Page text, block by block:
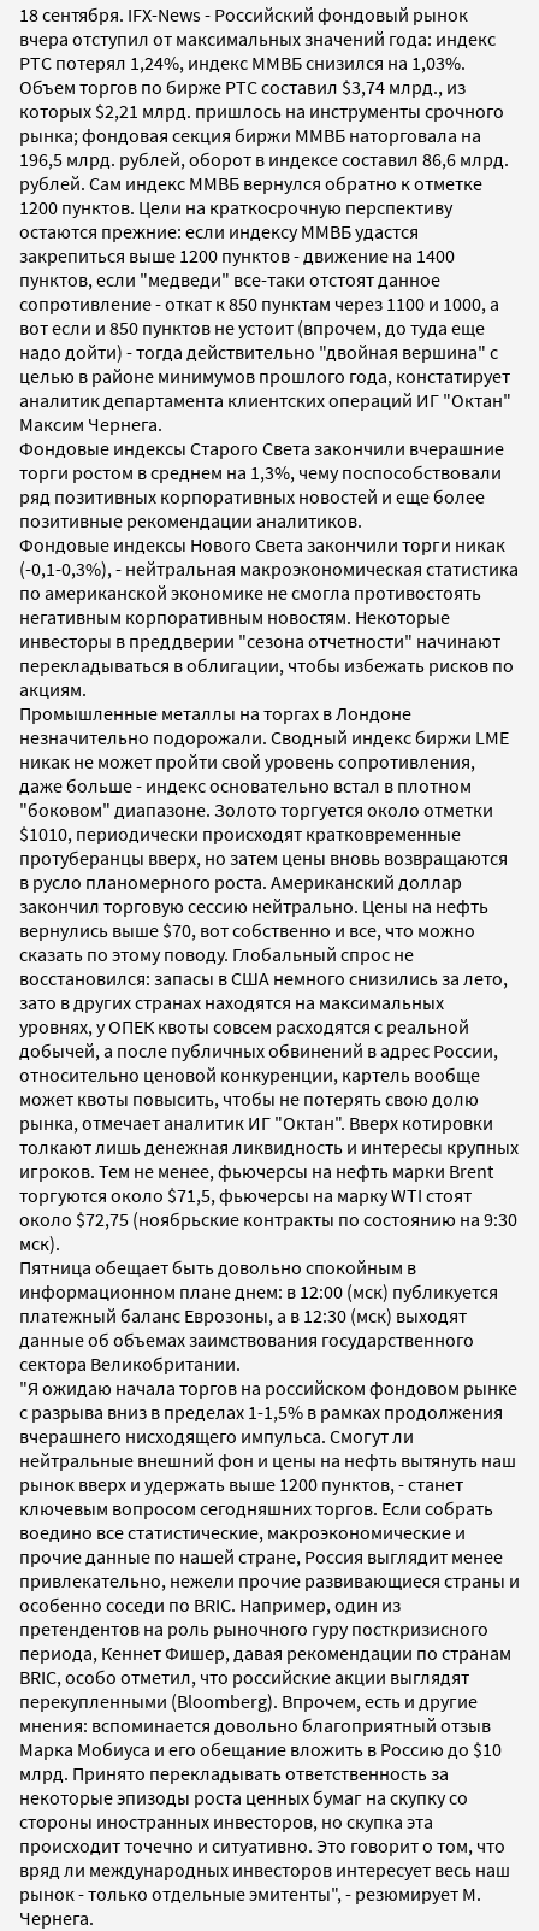
18 сентября. IFX-News - Российский фондовый рынок
вчера отступил от максимальных значений года: индекс
РТС потерял 1,24%, индекс ММВБ снизился на 1,03%.
Объем торгов по бирже РТС составил $3,74 млрд., из
которых $2,21 млрд. пришлось на инструменты срочного
рынка; фондовая секция биржи ММВБ наторговала на
196,5 млрд. рублей, оборот в индексе составил 86,6 млрд.
рублей. Сам индекс ММВБ вернулся обратно к отметке
1200 пунктов. Цели на краткосрочную перспективу
остаются прежние: если индексу ММВБ удастся
закрепиться выше 1200 пунктов - движение на 1400
пунктов, если "медведи" все-таки отстоят данное
сопротивление - откат к 850 пунктам через 1100 и 1000, а
вот если и 850 пунктов не устоит (впрочем, до туда еще
надо дойти) - тогда действительно "двойная вершина" с
целью в районе минимумов прошлого года, констатирует
аналитик департамента клиентских операций ИГ "Октан"
Максим Чернега.
Фондовые индексы Старого Света закончили вчерашние
торги ростом в среднем на 1,3%, чему поспособствовали
ряд позитивных корпоративных новостей и еще более
позитивные рекомендации аналитиков.
Фондовые индексы Нового Света закончили торги никак
(-0,1-0,3%), - нейтральная макроэкономическая статистика
по американской экономике не смогла противостоять
негативным корпоративным новостям. Некоторые
инвесторы в преддверии "сезона отчетности" начинают
перекладываться в облигации, чтобы избежать рисков по
акциям.
Промышленные металлы на торгах в Лондоне
незначительно подорожали. Сводный индекс биржи LME
никак не может пройти свой уровень сопротивления,
даже больше - индекс основательно встал в плотном
"боковом" диапазоне. Золото торгуется около отметки
$1010, периодически происходят кратковременные
протуберанцы вверх, но затем цены вновь возвращаются
в русло планомерного роста. Американский доллар
закончил торговую сессию нейтрально. Цены на нефть
вернулись выше $70, вот собственно и все, что можно
сказать по этому поводу. Глобальный спрос не
восстановился: запасы в США немного снизились за лето,
зато в других странах находятся на максимальных
уровнях, у ОПЕК квоты совсем расходятся с реальной
добычей, а после публичных обвинений в адрес России,
относительно ценовой конкуренции, картель вообще
может квоты повысить, чтобы не потерять свою долю
рынка, отмечает аналитик ИГ "Октан". Вверх котировки
толкают лишь денежная ликвидность и интересы крупных
игроков. Тем не менее, фьючерсы на нефть марки Brent
торгуются около $71,5, фьючерсы на марку WTI стоят
около $72,75 (ноябрьские контракты по состоянию на 9:30
мск).
Пятница обещает быть довольно спокойным в
информационном плане днем: в 12:00 (мск) публикуется
платежный баланс Еврозоны, а в 12:30 (мск) выходят
данные об объемах заимствования государственного
сектора Великобритании.
"Я ожидаю начала торгов на российском фондовом рынке
с разрыва вниз в пределах 1-1,5% в рамках продолжения
вчерашнего нисходящего импульса. Смогут ли
нейтральные внешний фон и цены на нефть вытянуть наш
рынок вверх и удержать выше 1200 пунктов, - станет
ключевым вопросом сегодняшних торгов. Если собрать
воедино все статистические, макроэкономические и
прочие данные по нашей стране, Россия выглядит менее
привлекательно, нежели прочие развивающиеся страны и
особенно соседи по BRIC. Например, один из
претендентов на роль рыночного гуру посткризисного
периода, Кеннет Фишер, давая рекомендации по странам
BRIC, особо отметил, что российские акции выглядят
перекупленными (Bloomberg). Впрочем, есть и другие
мнения: вспоминается довольно благоприятный отзыв
Марка Мобиуса и его обещание вложить в Россию до $10
млрд. Принято перекладывать ответственность за
некоторые эпизоды роста ценных бумаг на скупку со
стороны иностранных инвесторов, но скупка эта
происходит точечно и ситуативно. Это говорит о том, что
вряд ли международных инвесторов интересует весь наш
рынок - только отдельные эмитенты", - резюмирует М.
Чернега.